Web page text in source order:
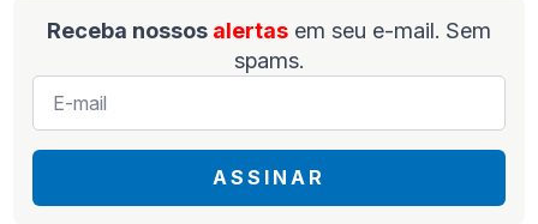
Receba nossos alertas em seu e-mail. Sem
spams.
E-
mail
ASSINAR